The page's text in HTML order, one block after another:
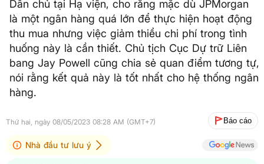
Dân chủ tại Hạ viện, cho rằng mặc dù JPMorgan
là một ngân hàng quá lớn để thực hiện hoạt động
thu mua nhưng việc giảm thiểu chi phí trong tình
huống này là cần thiết. Chủ tịch Cục Dự trữ Liên
bang Jay Powell cũng chia sẻ quan điểm tương tự,
nói rằng kết quả này là tốt nhất cho hệ thống ngân
hàng.
Thứ hai, ngày 08/05/2023 08:28 AM (GMT+7) Báo cáo
Nhà đầu tư lưu ý